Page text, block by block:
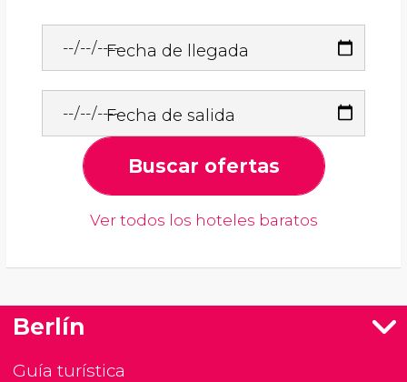
Fecha de llegada
Fecha de salida
Buscar ofertas
Ver todos los hoteles baratos
Berlín
Guía turística